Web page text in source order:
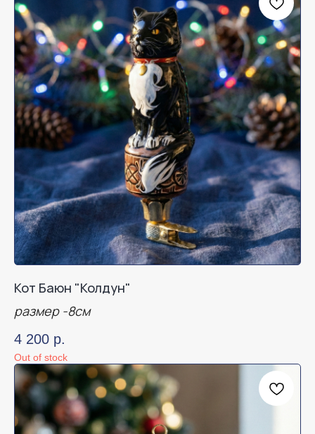
Кот Баюн "Колдун"
размер -8см
4 200 р.
Out of stock